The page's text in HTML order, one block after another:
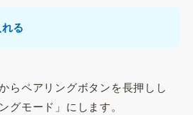
る
らペアリングボタンを長押しし
グモード」にします。